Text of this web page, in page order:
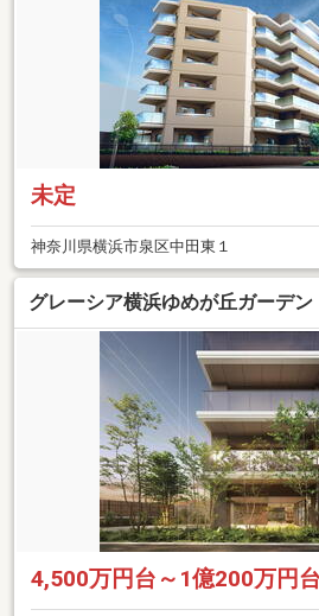
未定
神奈川県横浜市泉区中田東１
グレーシア横浜ゆめが丘ガーデン
4,500万円台～1億200万円台